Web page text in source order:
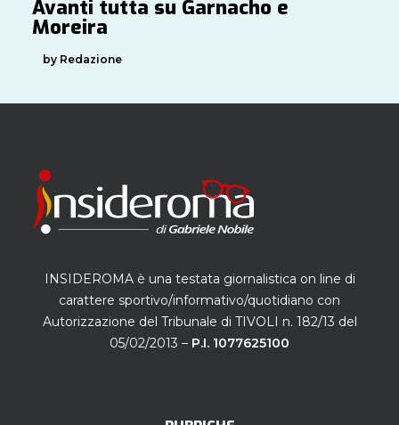
Avanti tutta su Garnacho e
Moreira
by Redazione
INSIDEROMA è una testata giornalistica on line di
carattere sportivo/informativo/quotidiano con
Autorizzazione del Tribunale di TIVOLI n. 182/13 del
05/02/2013 – P.I. 1077625100